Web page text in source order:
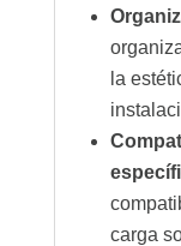
la
carga